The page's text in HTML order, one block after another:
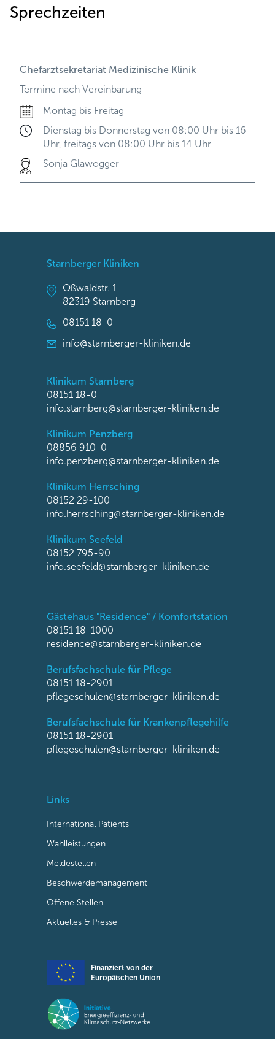
Sprechzeiten
Chefarztsekretariat Medizinische Klinik
Termine nach Vereinbarung
Montag bis Freitag
Dienstag bis Donnerstag von 08:00 Uhr bis 16
Uhr, freitags von 08:00 Uhr bis 14 Uhr
Sonja Glawogger
Starnberger Kliniken
Oßwaldstr. 1
82319 Starnberg
08151 18-0
info@starnberger-kliniken.de
Klinikum Starnberg
08151 18-0
info.starnberg@starnberger-kliniken.de
Klinikum Penzberg
08856 910-0
info.penzberg@starnberger-kliniken.de
Klinikum Herrsching
08152 29-100
info.herrsching@starnberger-kliniken.de
Klinikum Seefeld
08152 795-90
info.seefeld@starnberger-kliniken.de
Gästehaus "Residence" / Komfortstation
08151 18-1000
residence@starnberger-kliniken.de
Berufsfachschule für Pflege
08151 18-2901
pflegeschulen@starnberger-kliniken.de
Berufsfachschule für Krankenpflegehilfe
08151 18-2901
pflegeschulen@starnberger-kliniken.de
Links
International Patients
Wahlleistungen
Meldestellen
Beschwerdemanagement
Offene Stellen
Aktuelles & Presse
Finanziert von der
Europäischen Union